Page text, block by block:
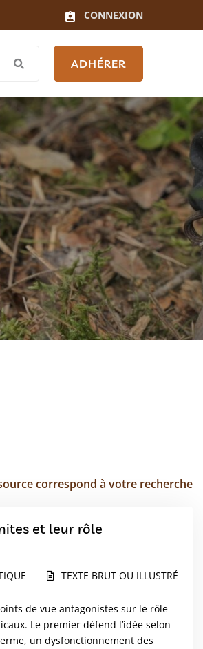
CONNEXION
ADHÉRER
correspond à votre recherche
et leur rôle
TEXTE BRUT OU ILLUSTRÉ
de vue antagonistes sur le rôle
Le premier défend l’idée selon
un dysfonctionnement des